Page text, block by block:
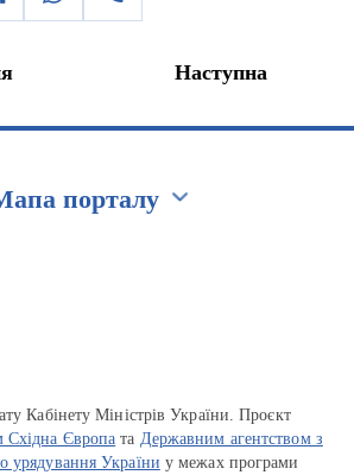
Наступна
порталу
Кабінету Міністрів України. Проєкт
Європа та Державним агентством з
урядування України у межах програми